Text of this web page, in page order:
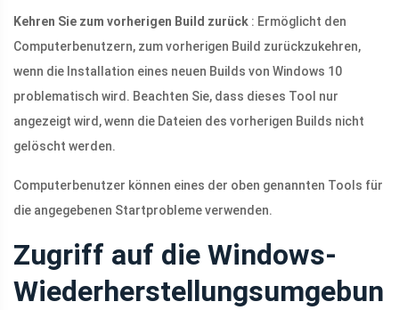
Kehren Sie zum vorherigen Build zurück : Ermöglicht den
Computerbenutzern, zum vorherigen Build zurückzukehren,
wenn die Installation eines neuen Builds von Windows 10
problematisch wird. Beachten Sie, dass dieses Tool nur
angezeigt wird, wenn die Dateien des vorherigen Builds nicht
gelöscht werden.
Computerbenutzer können eines der oben genannten Tools für
die angegebenen Startprobleme verwenden.
Zugriff auf die Windows-
Wiederherstellungsumgebun